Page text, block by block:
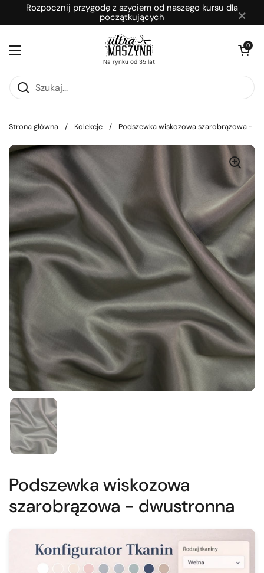
Przejdź do zawartości
Rozpocznij przygodę z szyciem od naszego kursu dla
początkujących
Na rynku od 35 lat
Otwórz menu
Otwórz
0
Strona główna / Kolekcje / Podszewka wiskozowa szarobrązowa -
Podszewka wiskozowa
szarobrązowa - dwustronna
×